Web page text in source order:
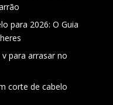
para 2026: O Guia
para arrasar no
corte de cabelo